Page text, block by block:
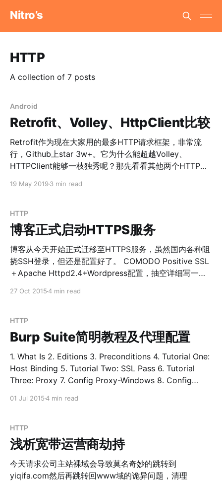
Nitro’s
HTTP
A collection of 7 posts
Android
Retrofit、Volley、HttpClient比较
Retrofit作为现在大家用的最多HTTP请求框架，非常流
行，Github上star 3w+。它为什么能超越Volley、
HTTPClient能够一枝独秀呢？那先看看其他两个HTTP栈
Apache维护，它支持HTTP1.0/1.1、极其丰富的API来支持
创建一开始是为了弥补Java SDK中java.net包HTTP请求
的简单实现，Android在6.0以后彻底弃用了它，转而推荐
使用HTTPURLConnection。 Volley 作为Google官方开
源的一款HTTP栈，它支持切换HTTPURLConnection、
HTTPClient底层协议栈的切换，同时提供了请求线程池、
缓存的支持，刚一推出也是收获许多赞赏，但是它就像G
为不管是Android、iOS大部分App的网络交互都是
Restful-API的实现，
19 May 2019 3 min read
HTTP
博客正式启动HTTPS服务
博客从今天开始正式迁移至HTTPS服务，虽然国内各种阻
挠SSH登录，但还是配置好了。 COMODO Positive SSL
＋Apache Httpd2.4+Wordpress配置，抽空详细写一下
namecheap上列出了四家证书注册商。以Comodo为
例，它提供多达14个类型的证书，证书的差别在是否为单
证书认证单域名、单证书认证多级域名，单证书认证多二
级域名，多域名认证以及担保金额差异、服务支持差异、
是否显示Trust Logo、128bit或者256bit加密区别等等。
对于个人博客网站可能只需要单二级域名或者单三级域名
PositiveSSL，价格上也是Comodo中最便宜的每年10
刀。 2、生成CSR(Certifi
27 Oct 20154 min read
HTTP
Burp Suite简明教程及代理配置
1. What Is 2. Editions 3. Preconditions 4. Tutorial One:
Host Binding 5. Tutorial Two: SSL Pass 6. Tutorial
Three: Proxy 7. Config Proxy-Windows 8. Config
器？ 冷兵器？ 这些它都可以完成，功能的区别在于内心
的底线，你懂得！ * Editions Free
01 Jul 20154 min read
HTTP
浅析宽带运营商劫持
今天请求公司主站裸域会导致莫名奇妙的跳转到
yiqifa.com然后再跳转回www域的诡异问题，清理